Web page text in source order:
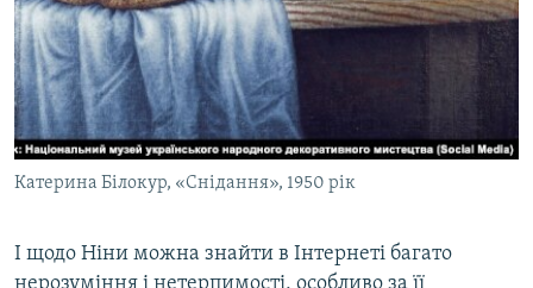
Катерина Білокур, «Снідання», 1950 рік
І щодо Ніни можна знайти в Інтернеті багато
нерозуміння і нетерпимості, особливо за її